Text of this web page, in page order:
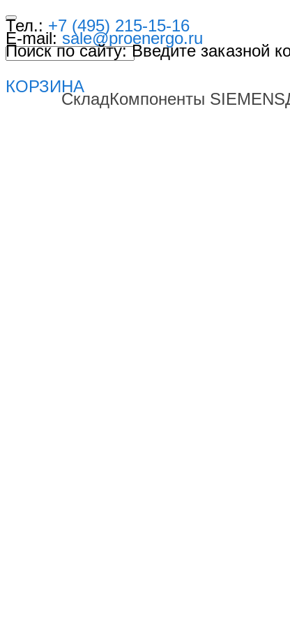
Тел.: +7 (495) 215-15-16
E-mail: sale@proenergo.ru
Поиск по сайту: Введите заказной
КОРЗИНА
СкладКомпоненты SIEMENS